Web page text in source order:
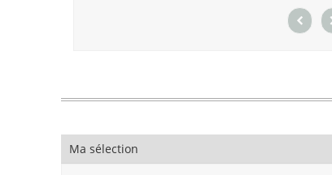
Ma sélection